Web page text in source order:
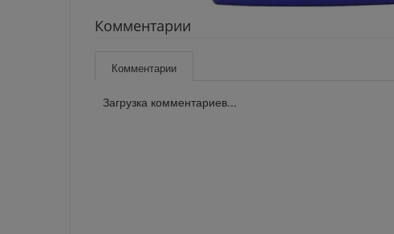
Комментарии
Комментарии
Загрузка комментариев...